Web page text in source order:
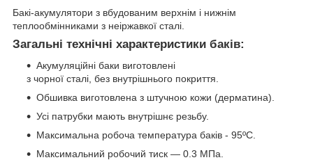
Бакі-акумулятори з вбудованим верхнім і нижнім
теплообмінниками з неіржавкої сталі.
Загальні технічні характеристики баків:
Акумуляційні баки виготовлені
з чорної сталі, без внутрішнього покриття.
Обшивка виготовлена з штучною кожи (дерматина).
Усі патрубки мають внутрішнє резьбу.
Максимальна робоча температура баків - 95ºС.
Максимальний робочий тиск — 0.3 МПа.